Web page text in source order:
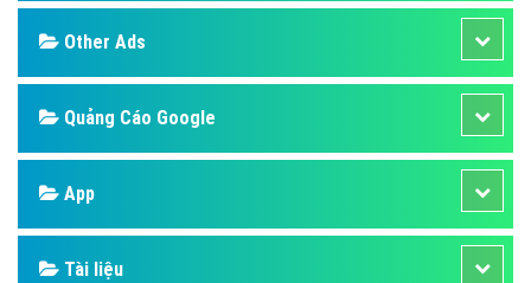
Other Ads
Quảng Cáo Google
App
Tài liệu